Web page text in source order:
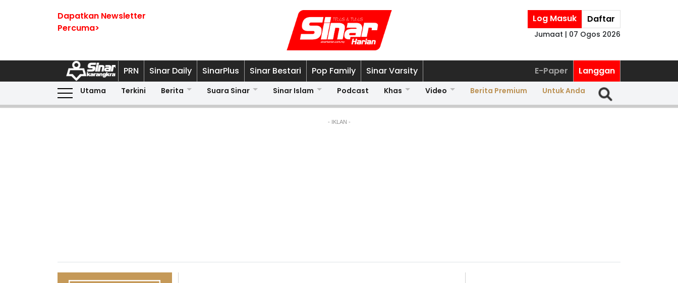
Dapatkan Newsletter
Percuma>
Log Masuk Daftar
Jumaat | 07 Ogos 2026
PRN Sinar Daily SinarPlus Sinar Bestari Pop Family Sinar Varsity E-Paper Langgan
Utama Terkini Berita Suara Sinar Sinar Islam Podcast Khas Video Berita Premium Untuk Anda
- IKLAN -